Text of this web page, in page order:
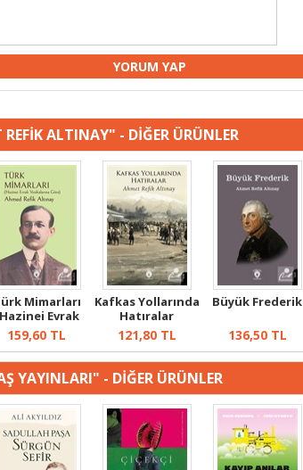
ALTINAY" - DİĞER ÜRÜNLER
Mimarları
Evrak
Vesikaları...
159,60 TL
Kafkas Yollarında
Hatıralar
121,80TL
Büyük Frederik
136,50TL
YAYINLARI" - DİĞER ÜRÜNLER